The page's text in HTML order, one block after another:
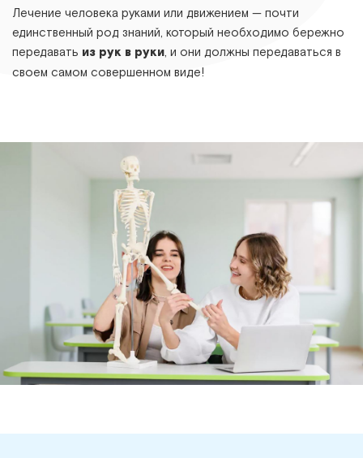
Лечение человека руками или движением — почти
единственный род знаний, который необходимо бережно
передавать из рук в руки, и они должны передаваться в
своем самом совершенном виде!